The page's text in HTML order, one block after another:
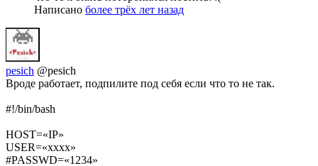
Написано более трёх лет назад
pesich @pesich
Вроде работает, подпилите под себя если что то не так.
#!/bin/bash
HOST=«IP»
USER=«xxxx»
#PASSWD=«1234»